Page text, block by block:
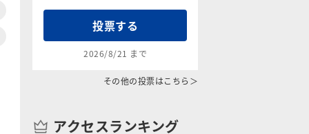
投票する
2026/8/21 まで
その他の投票はこちら＞
アクセスランキング